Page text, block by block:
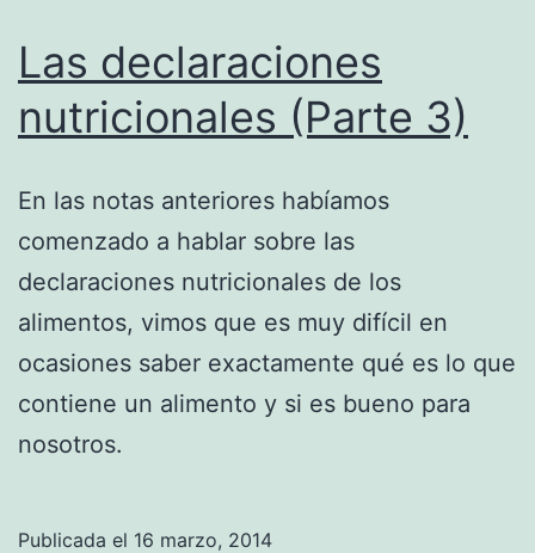
Las declaraciones
nutricionales (Parte 3)
En las notas anteriores habíamos
comenzado a hablar sobre las
declaraciones nutricionales de los
alimentos, vimos que es muy difícil en
ocasiones saber exactamente qué es lo que
contiene un alimento y si es bueno para
nosotros.
Publicada el 16 marzo, 2014